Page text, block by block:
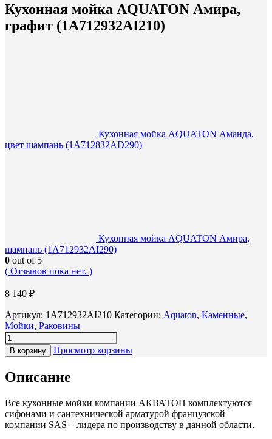
Кухонная мойка AQUATON Амира,
графит (1A712932AI210)
Кухонная мойка AQUATON Аманда,
цвет шампань (1A712832AD290)
Кухонная мойка AQUATON Амира,
шампань (1A712932AI290)
0 out of 5
( Отзывов пока нет. )
8 140 ₽
Артикул: 1A712932AI210 Категории: Aquaton, Каменные,
Мойки, Раковины
В корзину Просмотр корзины
Описание
Все кухонные мойки компании АКВАТОН комплектуются
сифонами и сантехнической арматурой французской
компании SAS – лидера по производству в данной области.